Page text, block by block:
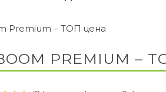
Premium – ТОП цена
PREMIUM –